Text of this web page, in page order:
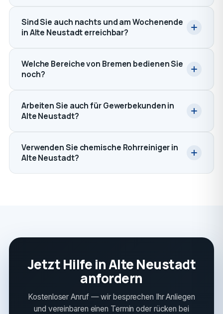
Sind Sie auch nachts und am Wochenende
in Alte Neustadt erreichbar?
Welche Bereiche von Bremen bedienen Sie
noch?
Arbeiten Sie auch für Gewerbekunden in
Alte Neustadt?
Verwenden Sie chemische Rohrreiniger in
Alte Neustadt?
Jetzt Hilfe in Alte Neustadt
anfordern
Kostenloser Anruf — wir besprechen Ihr Anliegen
und vereinbaren einen Termin oder rücken bei